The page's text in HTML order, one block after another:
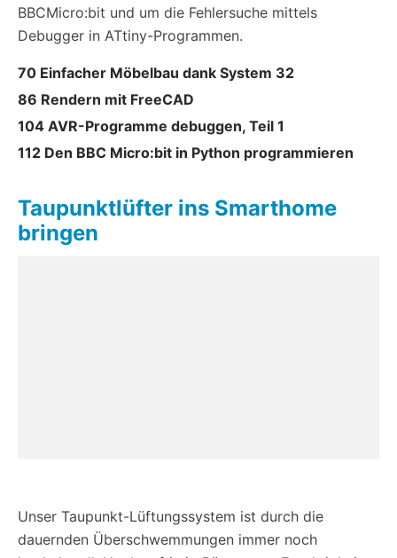
BBCMicro:bit und um die Fehlersuche mittels
Debugger in ATtiny-Programmen.
70 Einfacher Möbelbau dank System 32
86 Rendern mit FreeCAD
104 AVR-Programme debuggen, Teil 1
112 Den BBC Micro:bit in Python programmieren
Taupunktlüfter ins Smarthome
bringen
Unser Taupunkt-Lüftungssystem ist durch die
dauernden Überschwemmungen immer noch